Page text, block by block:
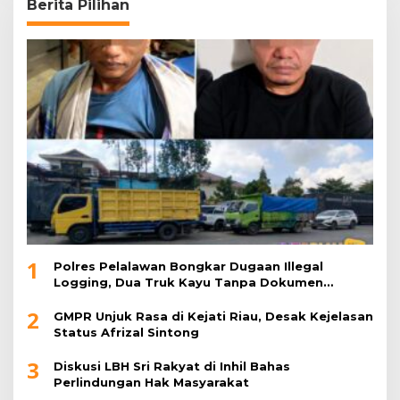
Berita Pilihan
1
Polres Pelalawan Bongkar Dugaan Illegal
Logging, Dua Truk Kayu Tanpa Dokumen
2
GMPR Unjuk Rasa di Kejati Riau, Desak Kejelasan
Status Afrizal Sintong
3
Diskusi LBH Sri Rakyat di Inhil Bahas
Perlindungan Hak Masyarakat